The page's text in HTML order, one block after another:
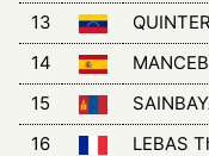
13
14
15
16
LEBAS